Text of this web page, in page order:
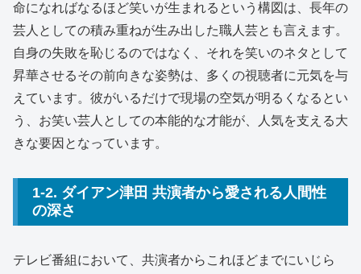
命になればなるほど笑いが生まれるという構図は、長年の
芸人としての積み重ねが生み出した職人芸とも言えます。
自身の失敗を恥じるのではなく、それを笑いのネタとして
昇華させるその前向きな姿勢は、多くの視聴者に元気を与
えています。彼がいるだけで現場の空気が明るくなるとい
う、お笑い芸人としての本能的な才能が、人気を支える大
きな要因となっています。
1-2. ダイアン津田 共演者から愛される人間性
の深さ
テレビ番組において、共演者からこれほどまでにいじら